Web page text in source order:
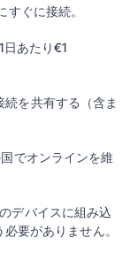
ぐに接続。
あたり€1
を共有する（含ま
でオンラインを維
デバイスに組み込
要がありません。